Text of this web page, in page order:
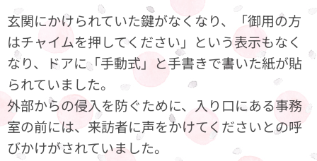
玄関にかけられていた鍵がなくなり、「御用の方
はチャイムを押してください」という表示もなく
なり、ドアに「手動式」と手書きで書いた紙が貼
られていました。
外部からの侵入を防ぐために、入り口にある事務
室の前には、来訪者に声をかけてくださいとの呼
びかけがされていました。